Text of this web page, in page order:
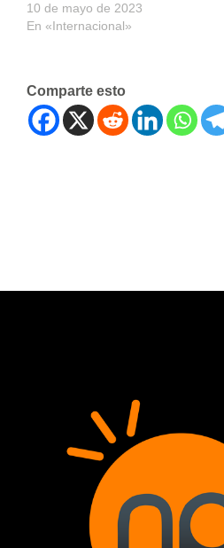
10 de mayo de 2023
En «Internacional»
Comparte esto